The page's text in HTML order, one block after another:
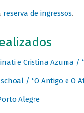
reserva de ingressos.
e Cristina Azuma /
/ “O Antigo e O
Alegre